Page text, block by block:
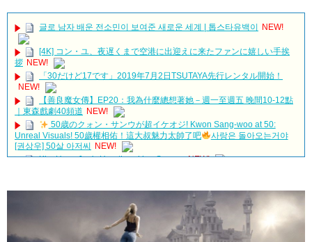
글로 남자 배운 전소민이 보여준 새로운 세계 | 톱스타유백이 NEW!
[4K] コン・ユ、夜遅くまで空港に出迎えに来たファンに嬉しい手挨
拶 NEW!
「30だけど17です」2019年7月2日TSUTAYA先行レンタル開始！
NEW!
【善良魔女傳】EP20：我為什麼總想著她－週一至週五 晚間10-12點
｜東森戲劇40頻道 NEW!
50歳のクォン・サンウが超イケオジ! Kwon Sang-woo at 50:
Unreal Visuals! 50歲權相佑！這大叔魅力太帥了吧
사랑은 돌아오는거야
[권상우] 50살 아저씨
NEW!
Kim Hyun Joo's Heartbreaking Scenes NEW!
【日本語字幕】UP10TION U10TV ep.220-ソニュル、ファニ、ジニ
ョクの'ミス・マ;復讐の女神'OST'Flower'録音現場！ NEW!
ヒョヌ＆ピョ・イェジン、3か月目熱愛中…『月桂樹洋服店の紳…
NEW!